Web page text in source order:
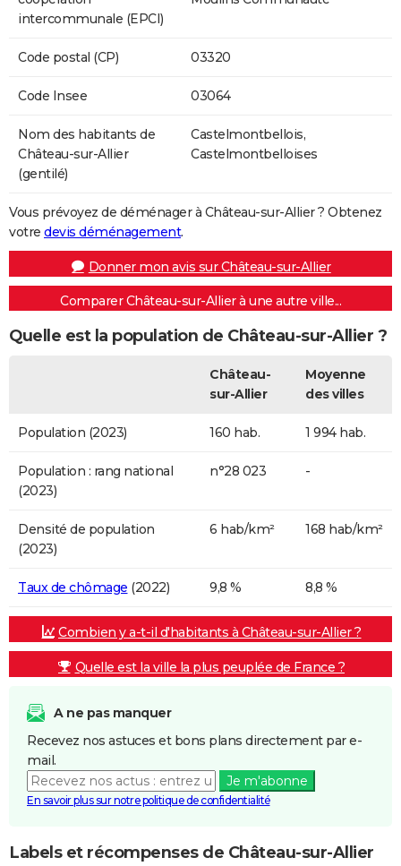
intercommunale (EPCI)
Code postal (CP) 03320
Code Insee 03064
Nom des habitants de
Château-sur-Allier
(gentilé)
Castelmontbellois,
Castelmontbelloises
Vous prévoyez de déménager à Château-sur-Allier ? Obtenez
votre devis déménagement.
Donner mon avis sur Château-sur-Allier
Comparer Château-sur-Allier à une autre ville...
Quelle est la population de Château-sur-Allier ?
Château-
sur-Allier
Moyenne
des villes
Population (2023) 160 hab. 1 994 hab.
Population : rang national
(2023)
n°28 023 -
Densité de population
(2023)
6 hab/km² 168 hab/km²
Taux de chômage (2022) 9,8 % 8,8 %
Combien y a-t-il d'habitants à Château-sur-Allier ?
Quelle est la ville la plus peuplée de France ?
A ne pas manquer
Recevez nos astuces et bons plans directement par e-
mail.
Je m'abonne
En savoir plus sur notre politique de confidentialité
Labels et récompenses de Château-sur-Allier